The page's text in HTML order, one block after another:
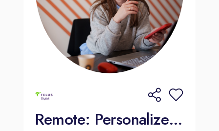
Remote: Personalized Internet Ads Assessor - Dutch (NL)